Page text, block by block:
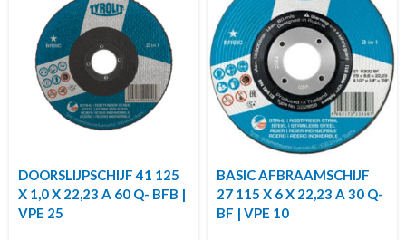
DOORSLIJPSCHIJF 41 125
X 1,0 X 22,23 A 60 Q- BFB |
VPE 25
BASIC AFBRAAMSCHIJF
27 115 X 6 X 22,23 A 30 Q-
BF | VPE 10